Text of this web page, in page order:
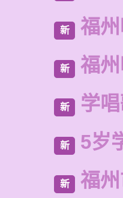
新 福
新 福
新 学
新 5岁
新 福